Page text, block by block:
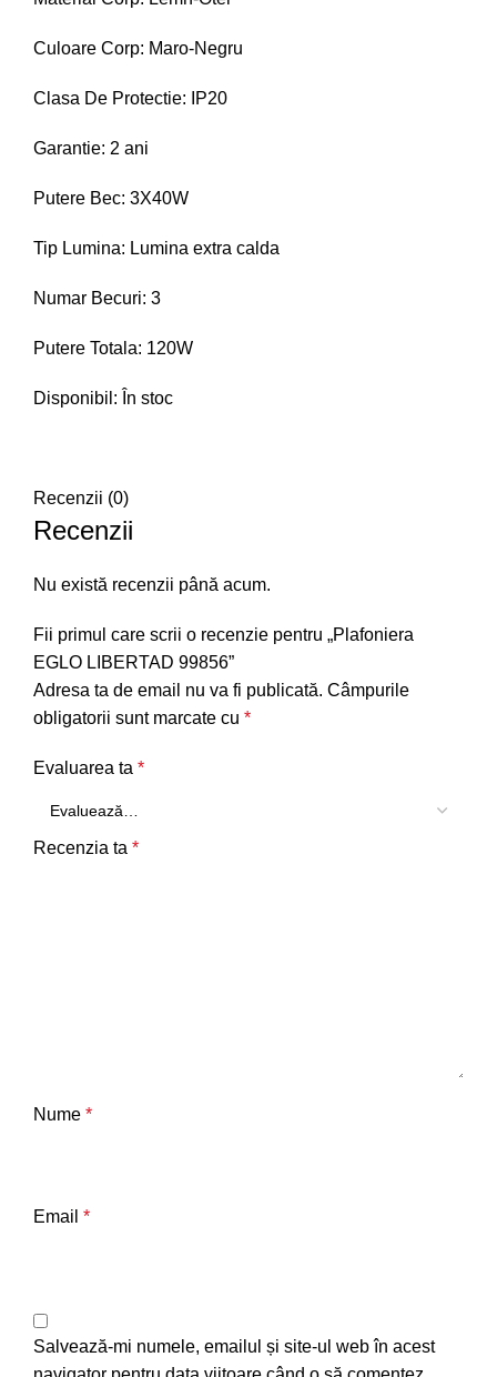
Culoare Corp: Maro-Negru
Clasa De Protectie: IP20
Garantie: 2 ani
Putere Bec: 3X40W
Tip Lumina: Lumina extra calda
Numar Becuri: 3
Putere Totala: 120W
Disponibil: În stoc
Recenzii (0)
Recenzii
Nu există recenzii până acum.
Fii primul care scrii o recenzie pentru „Plafoniera
EGLO LIBERTAD 99856”
Adresa ta de email nu va fi publicată. Câmpurile
obligatorii sunt marcate cu *
Evaluarea ta *
Recenzia ta *
Nume *
Email *
Salvează-mi numele, emailul și site-ul web în acest